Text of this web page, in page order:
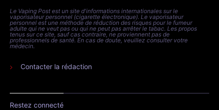
Le Vaping Post est un site d'informations internationales sur le
vaporisateur personnel (cigarette électronique). Le vaporisateur
personnel est une méthode de réduction des risques pour le fumeur
adulte qui ne veut pas ou qui ne peut pas arrêter le tabac. Les propos
tenus sur ce site, sauf cas contraire, ne proviennent pas de
professionnels de santé. En cas de doute, veuillez consulter votre
médecin.
Contacter la rédaction
Restez connecté